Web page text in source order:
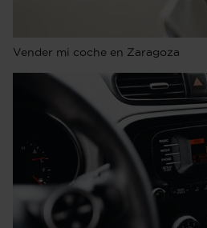
Vender mi coche en Zaragoza